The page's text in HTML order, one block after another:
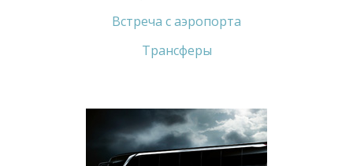
Встреча с аэропорта
Трансферы